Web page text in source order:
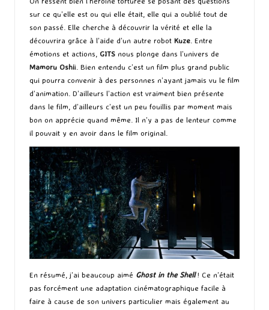
sur ce qu’elle est ou qui elle était, elle qui a oublié tout de
son passé. Elle cherche à découvrir la vérité et elle la
découvrira grâce à l’aide d’un autre robot Kuze . Entre
émotions et actions, GITS nous plonge dans l’univers de
Mamoru Oshii. Bien entendu c’est un film plus grand public
qui pourra convenir à des personnes n’ayant jamais vu le film
d’animation. D’ailleurs l’action est vraiment bien présente
dans le film, d’ailleurs c’est un peu fouillis par moment mais
bon on apprécie quand même. Il n’y a pas de lenteur comme
il pouvait y en avoir dans le film original.
En résumé, j’ai beaucoup aimé Ghost in the Shell! Ce n’était
pas forcément une adaptation cinématographique facile à
faire à cause de son univers particulier mais également au